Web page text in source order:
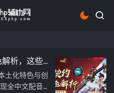
析，这些
土化特色与创
全中文配音、